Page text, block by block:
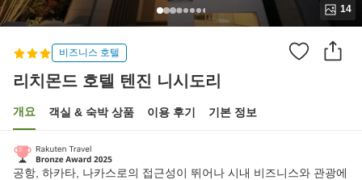
14
비즈니스 호텔
리치몬드 호텔 텐진 니시도리
개요 객실 & 숙박 상품 이용 후기 기본 정보
공항, 하카타, 나카스로의 접근성이 뛰어나 시내 비즈니스와 관광에